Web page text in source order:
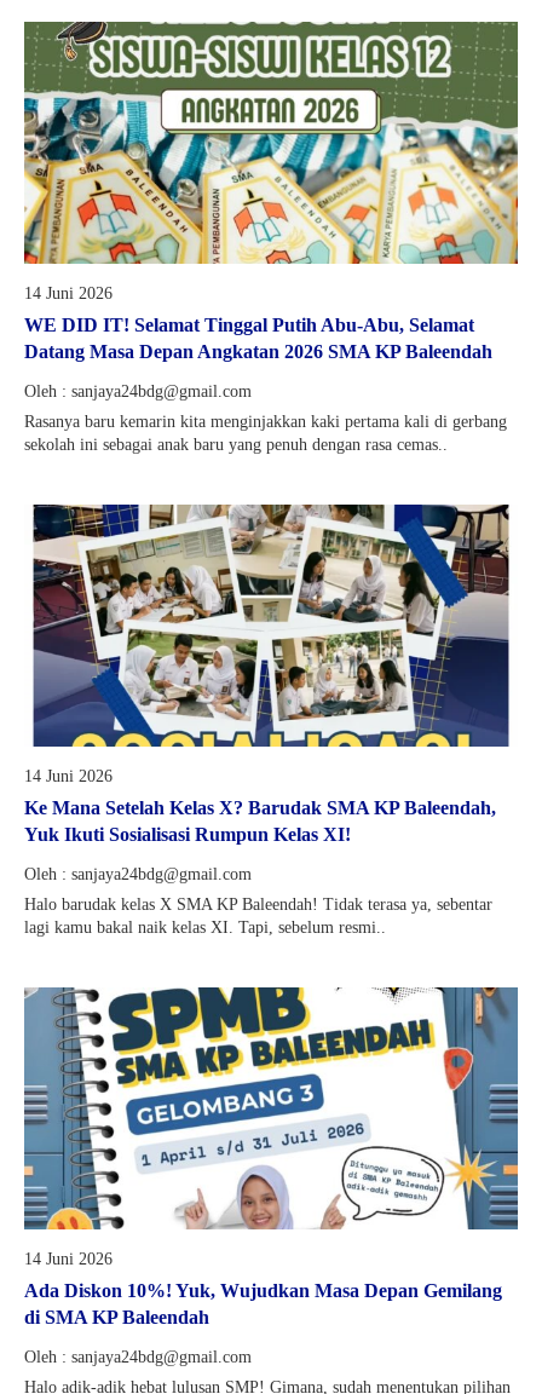
14 Juni 2026
WE DID IT! Selamat Tinggal Putih Abu-Abu, Selamat
Datang Masa Depan Angkatan 2026 SMA KP Baleendah
Oleh : sanjaya24bdg@gmail.com
Rasanya baru kemarin kita menginjakkan kaki pertama kali di gerbang
sekolah ini sebagai anak baru yang penuh dengan rasa cemas..
14 Juni 2026
Ke Mana Setelah Kelas X? Barudak SMA KP Baleendah,
Yuk Ikuti Sosialisasi Rumpun Kelas XI!
Oleh : sanjaya24bdg@gmail.com
Halo barudak kelas X SMA KP Baleendah! Tidak terasa ya, sebentar
lagi kamu bakal naik kelas XI. Tapi, sebelum resmi..
14 Juni 2026
Ada Diskon 10%! Yuk, Wujudkan Masa Depan Gemilang
di SMA KP Baleendah
Oleh : sanjaya24bdg@gmail.com
Halo adik-adik hebat lulusan SMP! Gimana, sudah menentukan pilihan